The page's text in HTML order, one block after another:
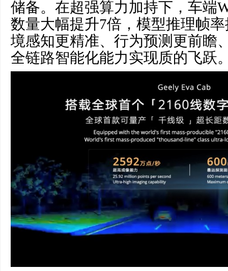
储备。在超强算力加持下，车端
数量大幅提升7倍，模型推理帧
境感知更精准、行为预测更前瞻
全链路智能化能力实现质的飞跃